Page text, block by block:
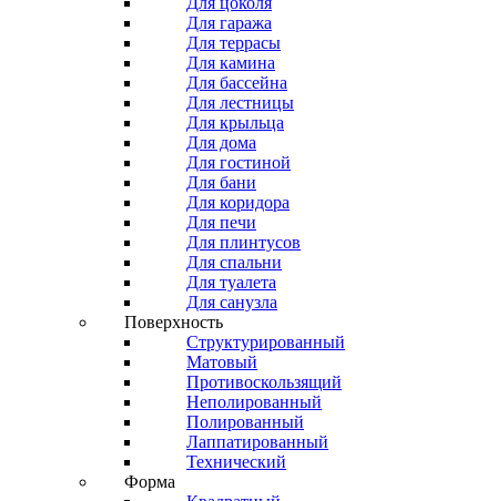
Для гаража
Для террасы
Для камина
Для бассейна
Для лестницы
Для крыльца
Для дома
Для гостиной
Для бани
Для коридора
Для печи
Для плинтусов
Для спальни
Для туалета
Для санузла
Поверхность
Структурированный
Матовый
Противоскользящий
Неполированный
Полированный
Лаппатированный
Технический
Форма